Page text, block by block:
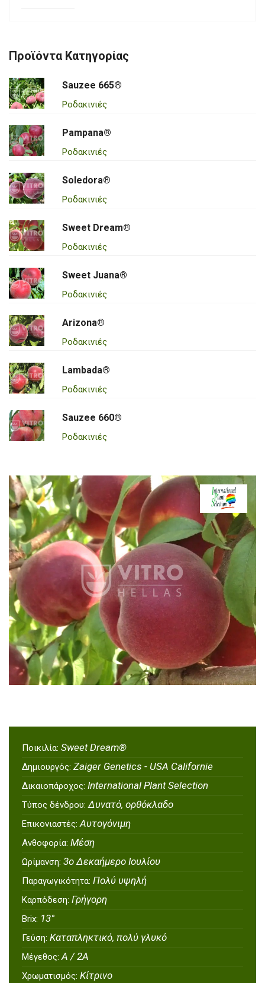
Προϊόντα Κατηγορίας
Sauzee 665®
Ροδακινιές
Pampana®
Ροδακινιές
Soledora®
Ροδακινιές
Sweet Dream®
Ροδακινιές
Sweet Juana®
Ροδακινιές
Arizona®
Ροδακινιές
Lambada®
Ροδακινιές
Sauzee 660®
Ροδακινιές
Ποικιλία: Sweet Dream®
Δημιουργός: Zaiger Genetics - USA Californie
Δικαιοπάροχος: International Plant Selection
Τύπος δένδρου:Δυνατό, ορθόκλαδο
Επικονιαστές:Αυτογόνιμη
Ανθοφορία: Μέση
Ωρίμανση: 3ο Δεκαήμερο Ιουλίου
Παραγωγικότητα: Πολύ υψηλή
Καρπόδεση: Γρήγορη
Brix: 13°
Γεύση: Καταπληκτικό, πολύ γλυκό
Μέγεθος:Α / 2Α
Χρωματισμός: Κίτρινο